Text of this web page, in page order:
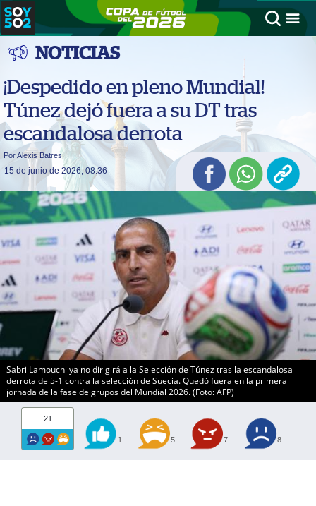
NOTICIAS
¡Despedido en pleno Mundial!
Túnez dejó fuera a su DT tras
escandalosa derrota
Por Alexis Batres
15 de junio de 2026, 08:36
Sabri Lamouchi ya no dirigirá a la Selección de Túnez tras la escandalosa
derrota de 5-1 contra la selección de Suecia. Quedó fuera en la primera
jornada de la fase de grupos del Mundial 2026. (Foto: AFP)
21
1 5 7 8